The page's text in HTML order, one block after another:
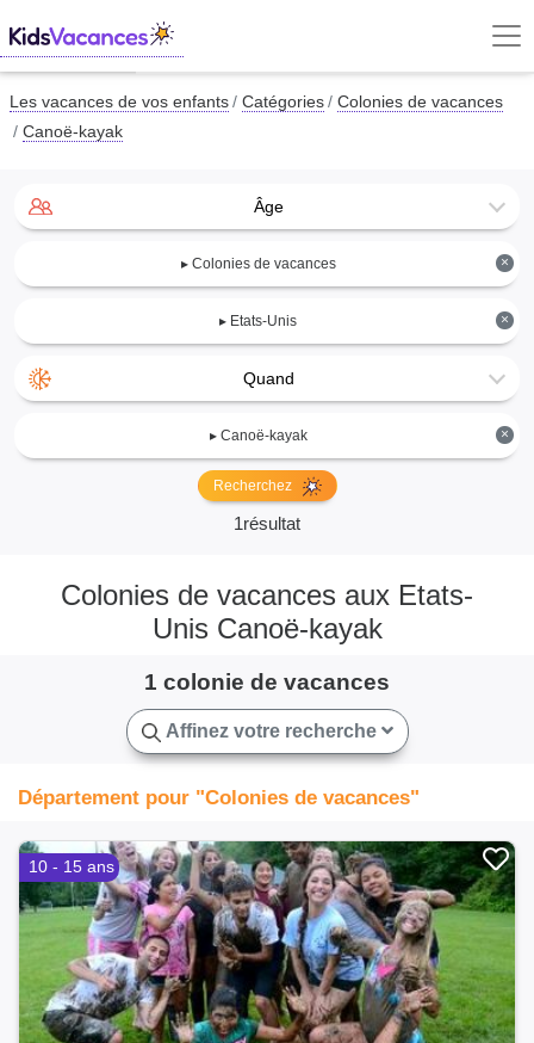
Les vacances de vos enfants Catégories
Colonies de vacances
Canoë-kayak
Âge
×
▸ Colonies de vacances
×
▸ Etats-Unis
Quand
×
▸ Canoë-kayak
Recherchez
1résultat
Colonies de vacances aux Etats-
Unis Canoë-kayak
1 colonie de vacances
Affinez votre recherche
Département pour "Colonies de vacances"
10 - 15 ans